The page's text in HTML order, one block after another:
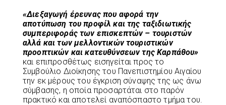
«Διεξαγωγή έρευνας που αφορά την
αποτύπωση του προφίλ και της ταξιδιωτικής
συμπεριφοράς των επισκεπτών – τουριστών
αλλά και των μελλοντικών τουριστικών
προοπτικών και κατευθύνσεων της Καρπάθου»
και επιπροσθέτως εισηγείται προς το
Συμβούλιο Διοίκησης του Πανεπιστημίου Αιγαίου
την εκ μέρους του έγκριση σύναψης της ως άνω
σύμβασης, η οποία προσαρτάται στο παρόν
πρακτικό και αποτελεί αναπόσπαστο τμήμα του.